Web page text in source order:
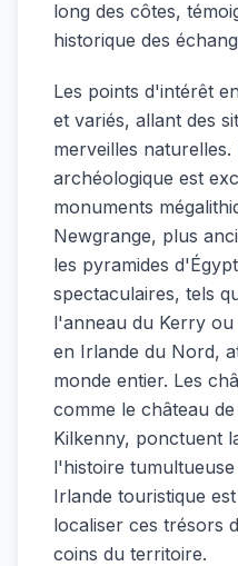
long des côtes,
historique des
Les points d'intérêt
et variés, allant des
merveilles naturelles.
archéologique est
monuments
Newgrange, plus
les pyramides
spectaculaires, tels
l'anneau du Kerry ou
en Irlande du Nord,
monde entier. Les
comme le château
Kilkenny, ponctuent
l'histoire
Irlande touristique
localiser ces trésors
coins du territoire.